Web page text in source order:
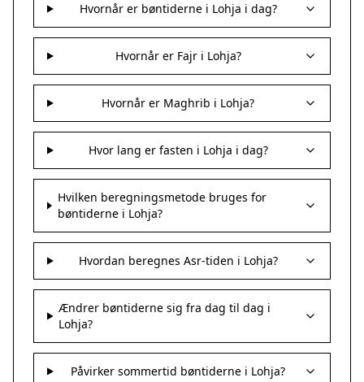
Hvornår er bøntiderne i Lohja i dag?
Hvornår er Fajr i Lohja?
Hvornår er Maghrib i Lohja?
Hvor lang er fasten i Lohja i dag?
Hvilken beregningsmetode bruges for
bøntiderne i Lohja?
Hvordan beregnes Asr-tiden i Lohja?
Ændrer bøntiderne sig fra dag til dag i
Lohja?
Påvirker sommertid bøntiderne i Lohja?